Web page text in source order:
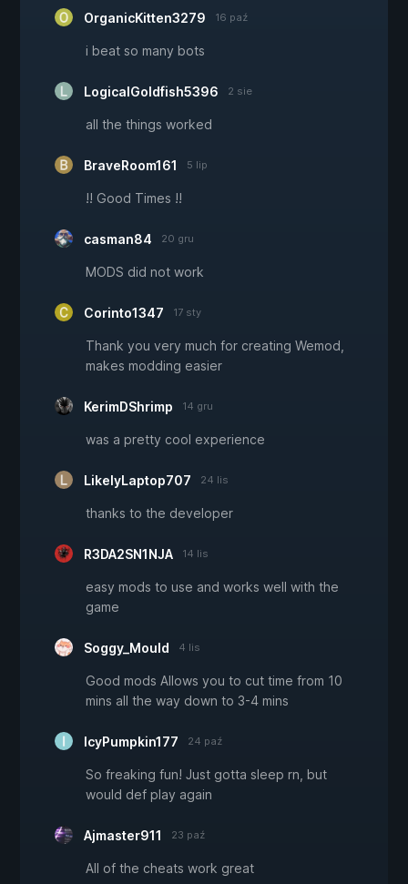
OrganicKitten3279 16 paź
i beat so many bots
LogicalGoldfish5396 2 sie
all the things worked
BraveRoom161 5 lip
!! Good Times !!
casman84 20 gru
MODS did not work
Corinto1347 17 sty
Thank you very much for creating Wemod,
makes modding easier
KerimDShrimp 14 gru
was a pretty cool experience
LikelyLaptop707 24 lis
thanks to the developer
R3DA2SN1NJA 14 lis
easy mods to use and works well with the
game
Soggy_Mould 4 lis
Good mods Allows you to cut time from 10
mins all the way down to 3-4 mins
IcyPumpkin177 24 paź
So freaking fun! Just gotta sleep rn, but
would def play again
Ajmaster911 23 paź
All of the cheats work great